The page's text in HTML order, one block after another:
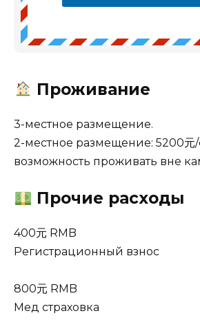
Проживание
3-местное размещение.
2-местное размещение: 5200元/
возможность проживать вне
Прочие расходы
400元 RMB
Регистрационный взнос
800元 RMB
Мед страховка